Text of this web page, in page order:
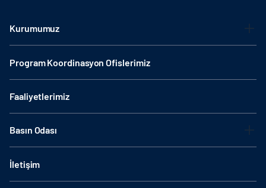
Kurumumuz
Program Koordinasyon Ofislerimiz
Faaliyetlerimiz
Basın Odası
İletişim